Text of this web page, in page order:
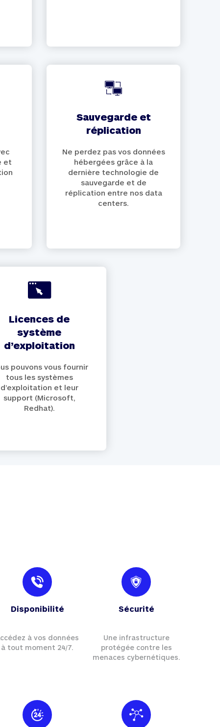
et
sauvegarde et
réplication
Ne perdez pas vos données
hébergées grâce à la
dernière technologie de
sauvegarde et de
réplication entre nos data
centers.
licences de
système
d’exploitation
pouvons vous fournir
tous les systèmes
d’exploitation et leur
support (Microsoft,
Redhat).
Disponibilité
à vos données
à tout moment 24/7.
Sécurité
Une infrastructure
protégée contre les
menaces cybernétiques.